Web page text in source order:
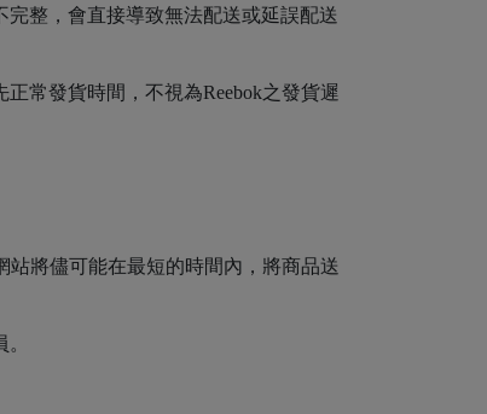
整，會直接導致無法配送或延誤配送
常發貨時間，不視為Reebok之發貨遲
站將儘可能在最短的時間內，將商品送